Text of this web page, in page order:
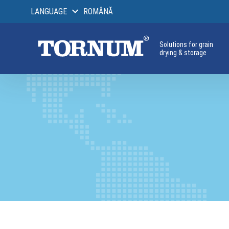
LANGUAGE ROMÂNĂ
Solutions for grain
drying & storage